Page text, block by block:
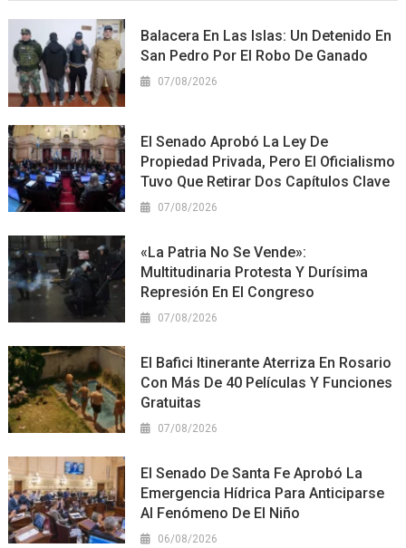
Balacera En Las Islas: Un Detenido En
San Pedro Por El Robo De Ganado
07/08/2026
El Senado Aprobó La Ley De
Propiedad Privada, Pero El Oficialismo
Tuvo Que Retirar Dos Capítulos Clave
07/08/2026
«La Patria No Se Vende»:
Multitudinaria Protesta Y Durísima
Represión En El Congreso
07/08/2026
El Bafici Itinerante Aterriza En Rosario
Con Más De 40 Películas Y Funciones
Gratuitas
07/08/2026
El Senado De Santa Fe Aprobó La
Emergencia Hídrica Para Anticiparse
Al Fenómeno De El Niño
06/08/2026